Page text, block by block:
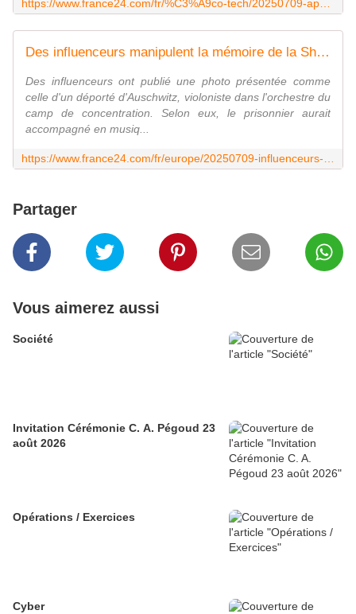
Des influenceurs manipulent la mémoire de la Shoah avec l'IA pour faire de l'audience
Des influenceurs ont publié une photo présentée comme
celle d'un déporté d'Auschwitz, violoniste dans l'orchestre du
camp de concentration. Selon eux, le prisonnier aurait
accompagné en musiq...
Partager
Vous aimerez aussi
Société
Invitation Cérémonie C. A. Pégoud 23
août 2026
Opérations / Exercices
Cyber